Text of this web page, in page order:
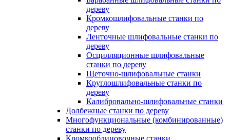
дереву
Кромкошлифовальные станки по
дереву
Ленточные шлифовальные станки по
дереву
Осцилляционные шлифовальные
станки по дереву
Щеточно-шлифовальные станки
Круглошлифовальные станки по
дереву
Калибровально-шлифовальные станки
Долбежные станки по дереву
Многофункциональные (комбинированные)
станки по дереву
Кромкооблицовочные станки